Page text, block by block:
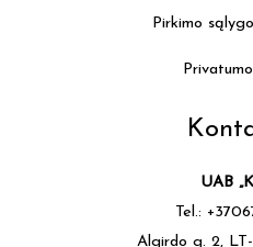
Pirkimo
UAB
Tel.:
Algirdo g. 2,